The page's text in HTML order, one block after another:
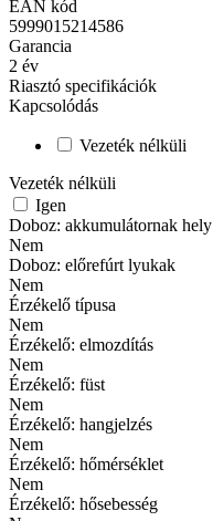
EAN kód
5999015214586
Garancia
2 év
Riasztó specifikációk
Kapcsolódás
Vezeték nélküli
Vezeték nélküli
Igen
Doboz: akkumulátornak hely
Nem
Doboz: előrefúrt lyukak
Nem
Érzékelő típusa
Nem
Érzékelő: elmozdítás
Nem
Érzékelő: füst
Nem
Érzékelő: hangjelzés
Nem
Érzékelő: hőmérséklet
Nem
Érzékelő: hősebesség